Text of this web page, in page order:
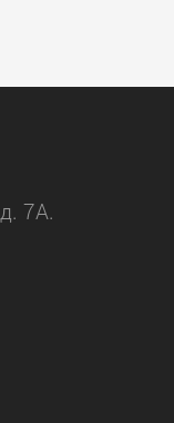
7А.